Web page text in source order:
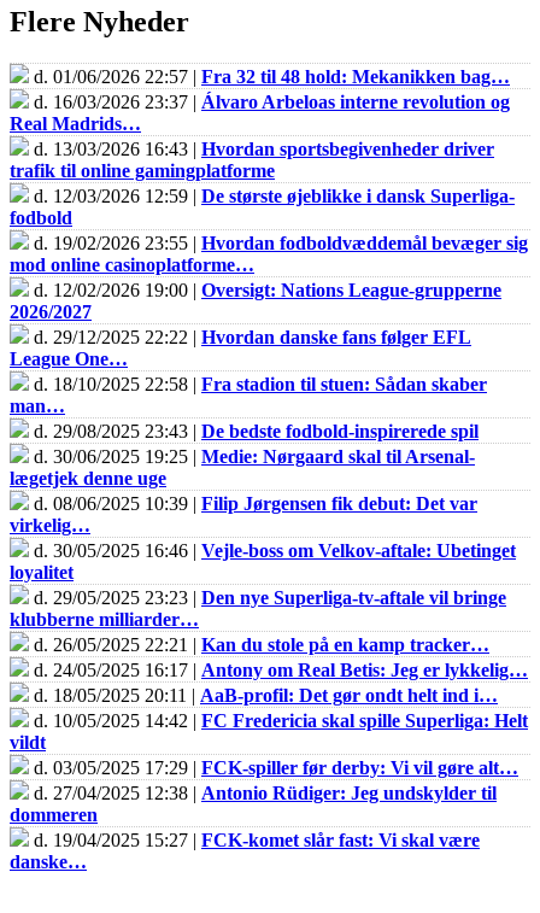
Flere Nyheder
d. 01/06/2026 22:57 | Fra 32 til 48 hold: Mekanikken bag…
d. 16/03/2026 23:37 | Álvaro Arbeloas interne revolution og
Real Madrids…
d. 13/03/2026 16:43 | Hvordan sportsbegivenheder driver
trafik til online gamingplatforme
d. 12/03/2026 12:59 | De største øjeblikke i dansk Superliga-
fodbold
d. 19/02/2026 23:55 | Hvordan fodboldvæddemål bevæger sig
mod online casinoplatforme…
d. 12/02/2026 19:00 | Oversigt: Nations League-grupperne
2026/2027
d. 29/12/2025 22:22 | Hvordan danske fans følger EFL
League One…
d. 18/10/2025 22:58 | Fra stadion til stuen: Sådan skaber
man…
d. 29/08/2025 23:43 | De bedste fodbold-inspirerede spil
d. 30/06/2025 19:25 | Medie: Nørgaard skal til Arsenal-
lægetjek denne uge
d. 08/06/2025 10:39 | Filip Jørgensen fik debut: Det var
virkelig…
d. 30/05/2025 16:46 | Vejle-boss om Velkov-aftale: Ubetinget
loyalitet
d. 29/05/2025 23:23 | Den nye Superliga-tv-aftale vil bringe
klubberne milliarder…
d. 26/05/2025 22:21 | Kan du stole på en kamp tracker…
d. 24/05/2025 16:17 | Antony om Real Betis: Jeg er lykkelig…
d. 18/05/2025 20:11 | AaB-profil: Det gør ondt helt ind i…
d. 10/05/2025 14:42 | FC Fredericia skal spille Superliga: Helt
vildt
d. 03/05/2025 17:29 | FCK-spiller før derby: Vi vil gøre alt…
d. 27/04/2025 12:38 | Antonio Rüdiger: Jeg undskylder til
dommeren
d. 19/04/2025 15:27 | FCK-komet slår fast: Vi skal være
danske…